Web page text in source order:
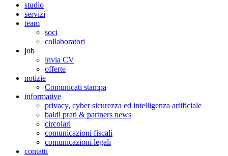
studio
servizi
team
soci
collaboratori
job
invia CV
offerte
notizie
Comunicati stampa
informative
privacy, cyber sicurezza ed intelligenza artificiale
baldi prati & partners news
circolari
comunicazioni fiscali
comunicazioni legali
contatti